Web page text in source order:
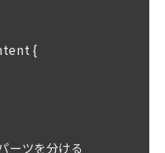
{
ーツを分ける